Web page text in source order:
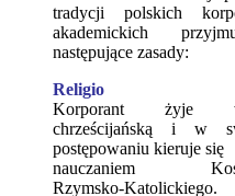
tradycji polskich
akademickich
następujące zasady:
Religio
Korporant żyje
chrześcijańską i w
postępowaniu kieruje się
nauczaniem
Rzymsko-Katolickiego.